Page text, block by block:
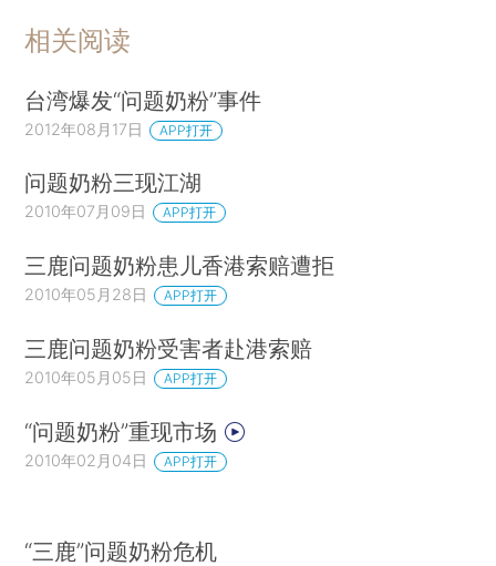
相关阅读
台湾爆发“问题奶粉”事件
2012年08月17日 APP打开
问题奶粉三现江湖
2010年07月09日 APP打开
三鹿问题奶粉患儿香港索赔遭拒
2010年05月28日 APP打开
三鹿问题奶粉受害者赴港索赔
2010年05月05日 APP打开
“问题奶粉”重现市场
2010年02月04日 APP打开
“三鹿”问题奶粉危机